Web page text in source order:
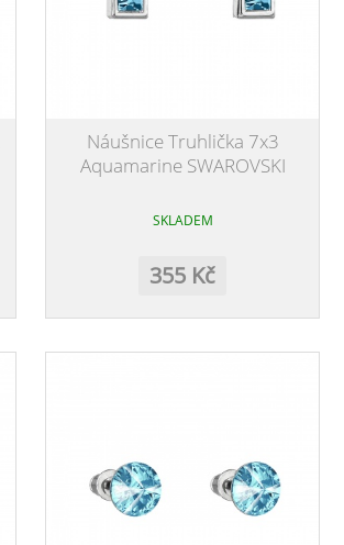
Náušnice Truhlička 7x3
Aquamarine SWAROVSKI
SKLADEM
355 Kč